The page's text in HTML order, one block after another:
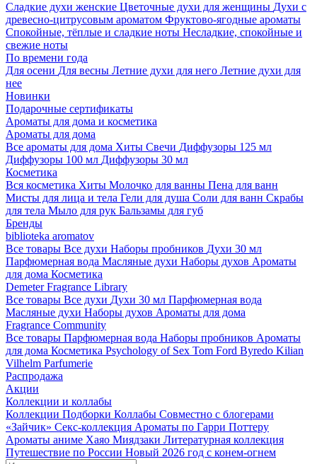
Сладкие духи женские Цветочные духи для женщины Духи с
древесно-цитрусовым ароматом Фруктово-ягодные ароматы
Спокойные, тёплые и сладкие ноты Несладкие, спокойные и
свежие ноты
По времени года
Для осени Для весны Летние духи для него Летние духи для
нее
Новинки
Подарочные сертификаты
Ароматы для дома и косметика
Ароматы для дома
Все ароматы для дома Хиты Свечи Диффузоры 125 мл
Диффузоры 100 мл Диффузоры 30 мл
Косметика
Вся косметика Хиты Молочко для ванны Пена для ванн
Мисты для лица и тела Гели для душа Соли для ванн Скрабы
для тела Мыло для рук Бальзамы для губ
Бренды
biblioteka aromatov
Все товары Все духи Наборы пробников Духи 30 мл
Парфюмерная вода Масляные духи Наборы духов Ароматы
для дома Косметика
Demeter Fragrance Library
Все товары Все духи Духи 30 мл Парфюмерная вода
Масляные духи Наборы духов Ароматы для дома
Fragrance Community
Все товары Парфюмерная вода Наборы пробников Ароматы
для дома Косметика Psychology of Sex Tom Ford Byredo Kilian
Vilhelm Parfumerie
Распродажа
Акции
Коллекции и коллабы
Коллекции Подборки Коллабы Совместно с блогерами
«Зайчик» Секс-коллекция Ароматы по Гарри Поттеру
Ароматы аниме Хаяо Миядзаки Литературная коллекция
Путешествие по России Новый 2026 год с конем-огнем